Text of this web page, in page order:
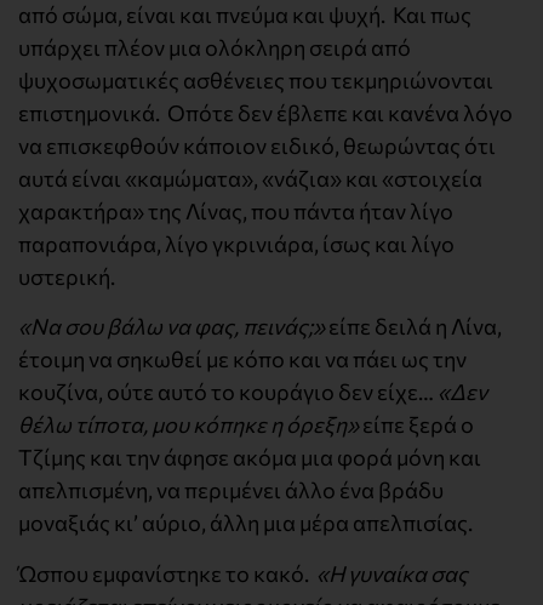
από σώμα, είναι και πνεύμα και ψυχή. Και πως
υπάρχει πλέον μια ολόκληρη σειρά από
ψυχοσωματικές ασθένειες που τεκμηριώνονται
επιστημονικά. Οπότε δεν έβλεπε και κανένα λόγο
να επισκεφθούν κάποιον ειδικό, θεωρώντας ότι
αυτά είναι «καμώματα», «νάζια» και «στοιχεία
χαρακτήρα» της Λίνας, που πάντα ήταν λίγο
παραπονιάρα, λίγο γκρινιάρα, ίσως και λίγο
υστερική.
«Να σου βάλω να φας, πεινάς;»είπε δειλά η Λίνα,
έτοιμη να σηκωθεί με κόπο και να πάει ως την
κουζίνα, ούτε αυτό το κουράγιο δεν είχε… «Δεν
θέλω τίποτα, μου κόπηκε η όρεξη»είπε ξερά ο
Τζίμης και την άφησε ακόμα μια φορά μόνη και
απελπισμένη, να περιμένει άλλο ένα βράδυ
μοναξιάς κι’ αύριο, άλλη μια μέρα απελπισίας.
Ώσπου εμφανίστηκε το κακό. «Η γυναίκα σας